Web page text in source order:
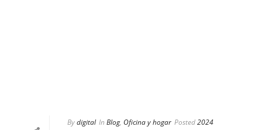
Bydigital In Blog, Oficina y hogar Posted2024